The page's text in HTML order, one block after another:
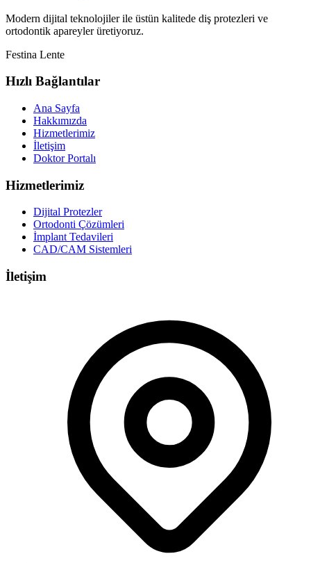
Modern dijital teknolojiler ile üstün kalitede diş protezleri ve
ortodontik apareyler üretiyoruz.
Festina Lente
Hızlı Bağlantılar
Ana Sayfa
Hakkımızda
Hizmetlerimiz
İletişim
Doktor Portalı
Hizmetlerimiz
Dijital Protezler
Ortodonti Çözümleri
İmplant Tedavileri
CAD/CAM Sistemleri
İletişim